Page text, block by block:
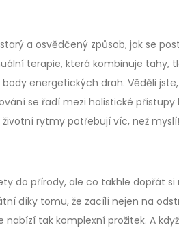
a osvědčený způsob, jak se
terapie, která kombinuje tahy,
energetických drah. Věděli
se řadí mezi holistické přístupy
rytmy potřebují víc, než myslí!
do přírody, ale co takhle dopřát si
díky tomu, že zacílí nejen na
tak komplexní prožitek. A